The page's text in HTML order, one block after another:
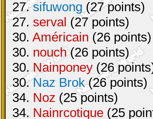
27.sifuwong (27 points)
27. serval (27 points)
30. Américain (26 points)
30. nouch(26 points)
30.Nainponey (26
30.Naz Brok(26 points)
34. Noz (25 points)
34. Nainrcotique (25